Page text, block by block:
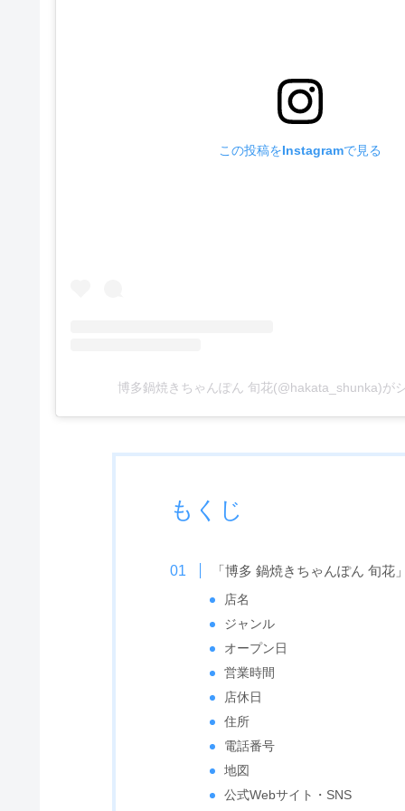
この投稿をInstagramで見る
博多鍋焼きちゃんぽん 旬花(@hakata_shunka)が
もくじ
「博多 鍋焼きちゃんぽん 旬花
店名
ジャンル
オープン日
営業時間
店休日
住所
電話番号
地図
公式Webサイト・SNS